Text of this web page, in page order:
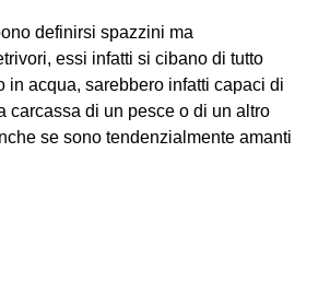
definirsi spazzini ma
essi infatti si cibano di tutto
in acqua, sarebbero infatti capaci di
carcassa di un pesce o di un altro
se sono tendenzialmente amanti